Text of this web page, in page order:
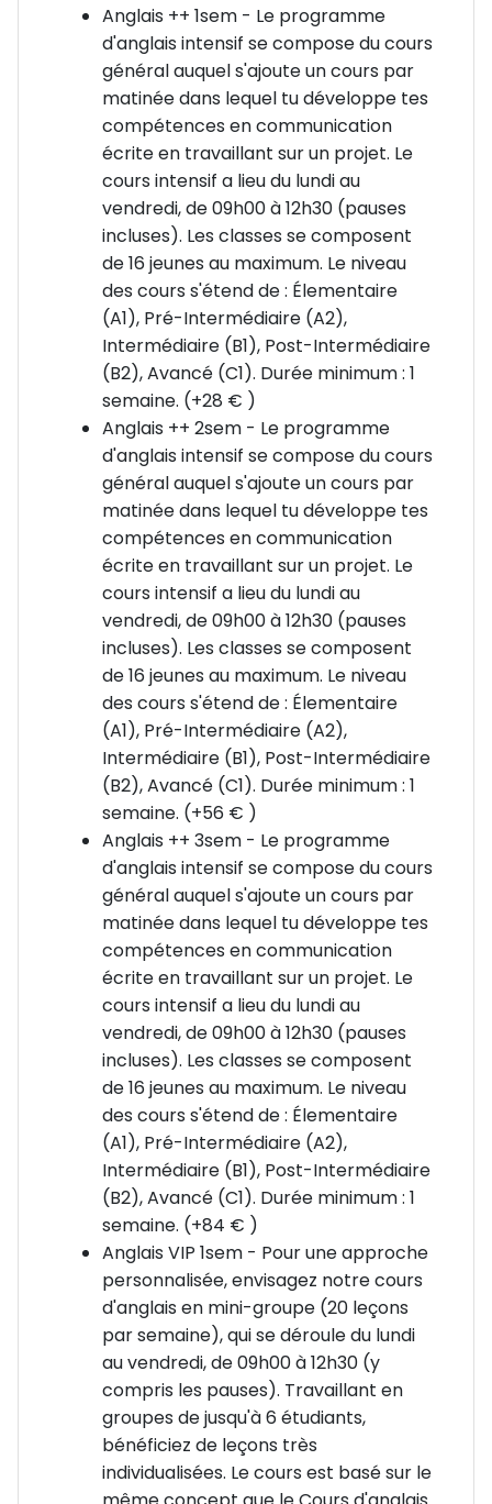
compétences interculturelles et tes techniques
d’étude. Tous les bâtiments (cours, résidence,
restauration) sont à proximité les uns des autres,
dans un environnement sécurisé et stimulant.
📚 Choisis le cours adapté à ton rythme
Cours d’anglais général – Inclus
Du lundi au vendredi, de 9h00 à 11h45 (pauses
15 cours de 45 min / semaine
Objectif : maîtriser grammaire, vocabulaire,
compréhension et expression orale. Groupes de 16
élèves max : niveaux A1 à C1
Pour une meilleure progression, il est recommandé
de rester plus d’une semaine.
Cours intensif – En option
Du lundi au vendredi, de 9h00 à 12h30 (pauses
Tu développes ton expression écrite en travaillant
sur un projet personnel.
16 élèves max, niveaux A1 à C1
(Pour un séjour d’1 semaine, choisis Anglais ++ 1sem)
Cours en mini-groupe – En option
Maximum 6 élèves par classe
De 9h30 à 12h45, niveaux A2 à B2
Idéal pour progresser rapidement grâce à un
enseignement personnalisé.
Si le groupe n’est pas adapté à ton niveau, tu suivras
le cours général (leçons 1 à 3) + 1 leçon privée ciblée.
( Pour 2 semaines, choisis Anglais VIP 2sem)
🏛️ Winchester : histoire, nature & modernité
À seulement 1h de Londres, Winchester est
l’ancienne capitale anglaise.
🏰 Tu y découvriras la cathédrale impressionnante,
la Table Ronde du roi Arthur, ses rues pavées
animées, et une qualité de vie exceptionnelle.
🎉 Activités incluses & ambiance internationale
Après les cours, place au fun ! Chaque jour, des
activités variées et encadrées sont proposées
l’après-midi et en soirée 🤩
Activités culturelles & sportives :
Town walk, quiz sur la ville
Football, basketball, softball ⚽️
Ateliers créatifs : arts plastiques, santé & beauté, DIY,
smoothies,crêpes « Pimp your T-shirt & Tote bag »,
Visites culturelles : Cathédrale de Winchester, Great
Hall, Promenade de Keats
Activités extérieures :
Nuit des zombies
Chasse au trésor & rallye photo
Anglais ++ 1sem - Le programme
d'anglais intensif se compose du cours
général auquel s'ajoute un cours par
matinée dans lequel tu développe tes
compétences en communication
écrite en travaillant sur un projet. Le
cours intensif a lieu du lundi au
vendredi, de 09h00 à 12h30 (pauses
incluses). Les classes se composent
de 16 jeunes au maximum. Le niveau
des cours s'étend de : Élementaire
(A1), Pré-Intermédiaire (A2),
Intermédiaire (B1), Post-Intermédiaire
(B2), Avancé (C1). Durée minimum : 1
semaine. (+28 € )
Anglais ++ 2sem - Le programme
d'anglais intensif se compose du cours
général auquel s'ajoute un cours par
matinée dans lequel tu développe tes
compétences en communication
écrite en travaillant sur un projet. Le
cours intensif a lieu du lundi au
vendredi, de 09h00 à 12h30 (pauses
incluses). Les classes se composent
de 16 jeunes au maximum. Le niveau
des cours s'étend de : Élementaire
(A1), Pré-Intermédiaire (A2),
Intermédiaire (B1), Post-Intermédiaire
(B2), Avancé (C1). Durée minimum : 1
semaine. (+56 € )
Anglais ++ 3sem - Le programme
d'anglais intensif se compose du cours
général auquel s'ajoute un cours par
matinée dans lequel tu développe tes
compétences en communication
écrite en travaillant sur un projet. Le
cours intensif a lieu du lundi au
vendredi, de 09h00 à 12h30 (pauses
incluses). Les classes se composent
de 16 jeunes au maximum. Le niveau
des cours s'étend de : Élementaire
(A1), Pré-Intermédiaire (A2),
Intermédiaire (B1), Post-Intermédiaire
(B2), Avancé (C1). Durée minimum : 1
semaine. (+84 € )
Anglais VIP 1sem - Pour une approche
personnalisée, envisagez notre cours
d'anglais en mini-groupe (20 leçons
par semaine), qui se déroule du lundi
au vendredi, de 09h00 à 12h30 (y
compris les pauses). Travaillant en
groupes de jusqu'à 6 étudiants,
bénéficiez de leçons très
individualisées. Le cours est basé sur le